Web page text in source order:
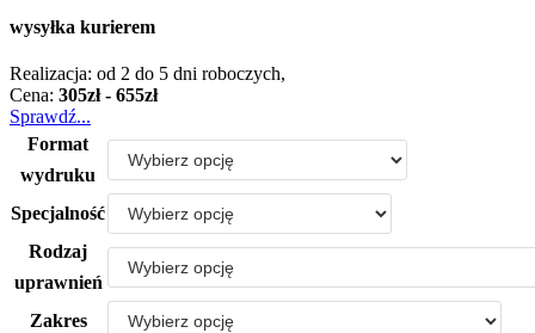
wysyłka kurierem
Realizacja: od 2 do 5 dni roboczych,
Cena: 305zł - 655zł
Sprawdź...
Format
wydruku
Specjalność
Rodzaj
uprawnień
Zakres